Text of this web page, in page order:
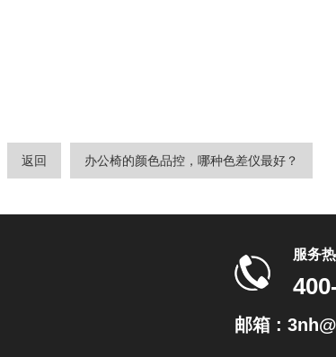
返回 办公椅的颜色品控，哪种色差仪最好？
服务热
邮箱 :